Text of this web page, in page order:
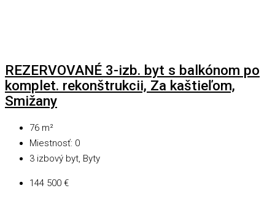
REZERVOVANÉ 3-izb. byt s balkónom po
komplet. rekonštrukcii, Za kaštieľom,
Smižany
76 m²
Miestnosť: 0
3 izbový byt, Byty
144 500 €